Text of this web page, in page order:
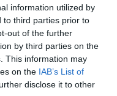
information utilized by
to third parties prior to
out of the further
by third parties on the
This information may
on the IAB’s List of
disclose it to other